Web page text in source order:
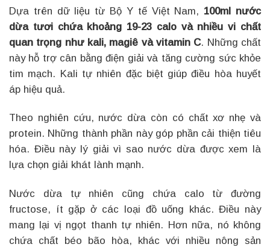
Dựa trên dữ liệu từ Bộ Y tế Việt Nam, 100ml nước
dừa tươi chứa khoảng 19-23 calo và nhiều vi chất
quan trọng như kali, magiê và vitamin C. Những chất
này hỗ trợ cân bằng điện giải và tăng cường sức khỏe
tim mạch. Kali tự nhiên đặc biệt giúp điều hòa huyết
áp hiệu quả.
Theo nghiên cứu, nước dừa còn có chất xơ nhẹ và
protein. Những thành phần này góp phần cải thiện tiêu
hóa. Điều này lý giải vì sao nước dừa được xem là
lựa chọn giải khát lành mạnh.
Nước dừa tự nhiên cũng chứa calo từ đường
fructose, ít gặp ở các loại đồ uống khác. Điều này
mang lại vị ngọt thanh tự nhiên. Hơn nữa, nó không
chứa chất béo bão hòa, khác với nhiều nông sản